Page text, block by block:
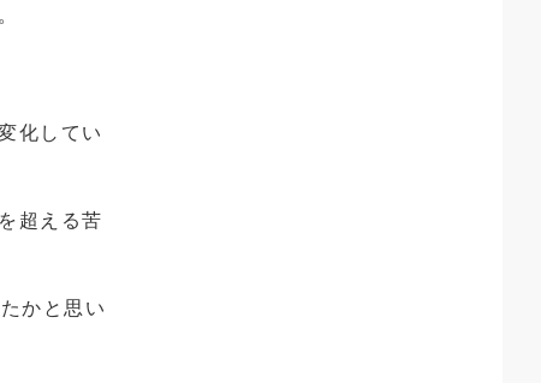
化してい
超える苦
かと思い